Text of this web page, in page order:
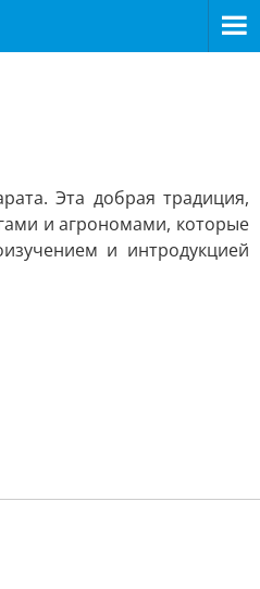
Эта добрая традиция,
и агрономами, которые
и интродукцией